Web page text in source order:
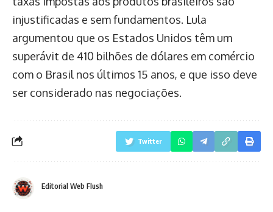
injustificadas e sem fundamentos. Lula
argumentou que os Estados Unidos têm um
superávit de 410 bilhões de dólares em comércio
com o Brasil nos últimos 15 anos, e que isso deve
ser considerado nas negociações.
Twitter
Editorial Web Flush